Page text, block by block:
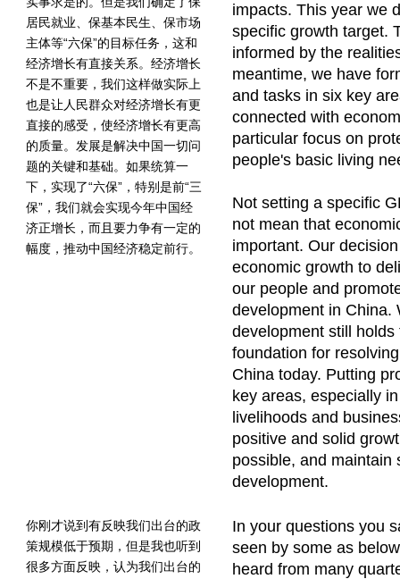
居民就业、保基本民生、保市场
主体等“六保”的目标任务，这和
经济增长有直接关系。经济增长
不是不重要，我们这样做实际上
也是让人民群众对经济增长有更
直接的感受，使经济增长有更高
的质量。发展是解决中国一切问
题的关键和基础。如果统算一
下，实现了“六保”，特别是前“三
保”，我们就会实现今年中国经
济正增长，而且要力争有一定的
幅度，推动中国经济稳定前行。
impacts. This year we
specific growth target.
informed by the
meantime, we have
and tasks in six key
connected with
particular focus on
people's basic living
Not setting a specific
not mean that
important. Our
economic growth to
our people and
development in China.
development still
foundation for
China today. Putting
key areas, especially
livelihoods and
positive and solid
possible, and maintain
development.
你刚才说到有反映我们出台的政
策规模低于预期，但是我也听到
很多方面反映，认为我们出台的
In your questions you
seen by some as
heard from many